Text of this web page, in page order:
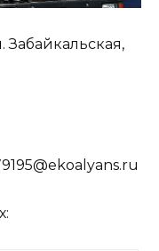
Забайкальская,